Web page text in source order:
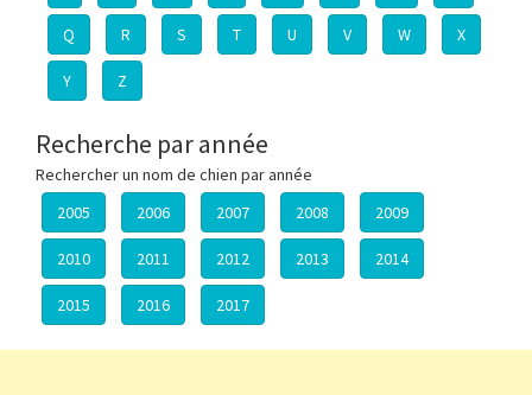
Q R S T U V W X
Y Z
Recherche par année
Rechercher un nom de chien par année
2005
2006 2007 2008 2009
2010 2011 2012 2013 2014
2015 2016 2017